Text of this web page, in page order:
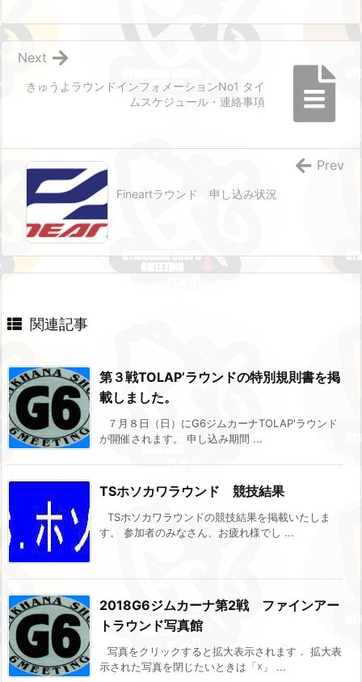
きゅうよラウンドインフォメーションNo1 タイ
ムスケジュール・連絡事項
Next
Fineartラウンド 申し込み状況
Prev
関連記事
第３戦TOLAP’ラウンドの特別規則書を掲
載しました。
７月８日（日）にG6ジムカーナTOLAP'ラウンド
が開催されます。 申し込み期間 ...
TSホソカワラウンド 競技結果
TSホソカワラウンドの競技結果を掲載いたしま
す。 参加者のみなさん、お疲れ様でし ...
2018G6ジムカーナ第2戦 ファインアー
トラウンド写真館
写真をクリックすると拡大表示されます． 拡大表
示された写真を閉じたいときは「☓」 ...